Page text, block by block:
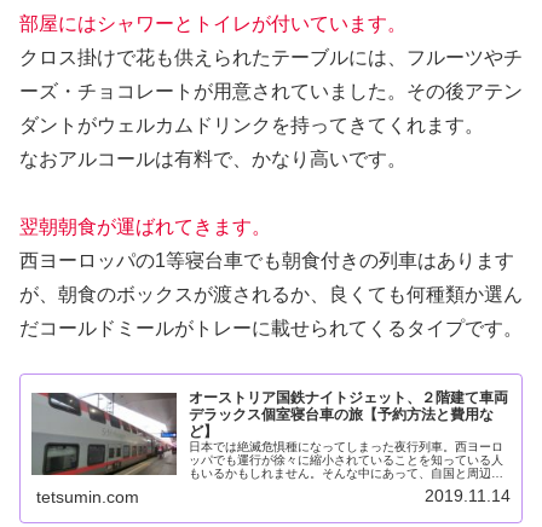
部屋にはシャワーとトイレが付いています。
クロス掛けで花も供えられたテーブルには、フルーツやチ
ーズ・チョコレートが用意されていました。その後アテン
ダントがウェルカムドリンクを持ってきてくれます。
なおアルコールは有料で、かなり高いです。
翌朝朝食が運ばれてきます。
西ヨーロッパの1等寝台車でも朝食付きの列車はあります
が、朝食のボックスが渡されるか、良くても何種類か選ん
だコールドミールがトレーに載せられてくるタイプです。
オーストリア国鉄ナイトジェット、２階建て車両
デラックス個室寝台車の旅【予約方法と費用な
ど】
日本では絶滅危惧種になってしまった夜行列車。西ヨーロ
ッパでも運行が徐々に縮小されていることを知っている人
もいるかもしれません。そんな中にあって、自国と周辺国
tetsumin.com 2019.11.14